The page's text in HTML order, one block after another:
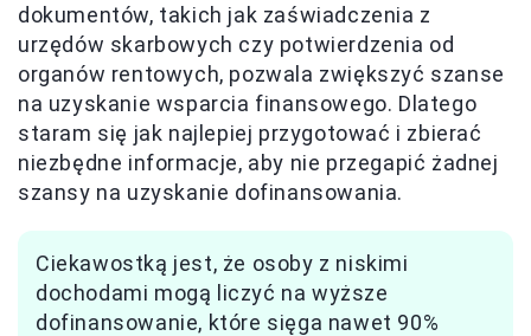
dokumentów, takich jak zaświadczenia z
urzędów skarbowych czy potwierdzenia od
organów rentowych, pozwala zwiększyć szanse
na uzyskanie wsparcia finansowego. Dlatego
staram się jak najlepiej przygotować i zbierać
niezbędne informacje, aby nie przegapić żadnej
szansy na uzyskanie dofinansowania.
Ciekawostką jest, że osoby z niskimi
dochodami mogą liczyć na wyższe
dofinansowanie, które sięga nawet 90%